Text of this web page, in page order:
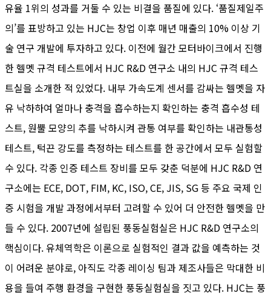
유율 1위의 성과를 거둘 수 있는 비결을 품질에 있다. ‘품질제일주
의’를 표방하고 있는 HJC는 창업 이후 매년 매출의 10% 이상 기
술 연구 개발에 투자하고 있다. 이전에 월간 모터바이크에서 진행
한 헬멧 규격 테스트에서 HJC R&D 연구소 내의 HJC 규격 테스
트실을 소개한 적 있었다. 내부 가속도계 센서를 감싸는 헬멧을 자
유 낙하하여 얼마나 충격을 흡수하는지 확인하는 충격 흡수성 테
스트, 원뿔 모양의 추를 낙하시켜 관통 여부를 확인하는 내관통성
테스트, 턱끈 강도를 측정하는 테스트를 한 공간에서 모두 실험할
수 있다. 각종 인증 테스트 장비를 모두 갖춘 덕분에 HJC R&D 연
구소에는 ECE, DOT, FIM, KC, ISO, CE, JIS, SG 등 주요 국제 인
증 시험을 개발 과정에서부터 고려할 수 있어 더 안전한 헬멧을 만
들 수 있다. 2007년에 설립된 풍동실험실은 HJC R&D 연구소의
핵심이다. 유체역학은 이론으로 실험적인 결과 값을 예측하는 것
이 어려운 분야로, 아직도 각종 레이싱 팀과 제조사들은 막대한 비
용을 들여 주행 환경을 구현한 풍동실험실을 짓고 있다. HJC는 풍